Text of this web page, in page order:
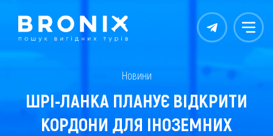
Контакты Меню
Новини
ШРІ-ЛАНКА ПЛАНУЄ ВІДКРИТИ
КОРДОНИ ДЛЯ ІНОЗЕМНИХ